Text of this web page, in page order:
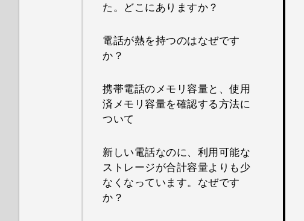
た。どこにありますか？
電話が熱を持つのはなぜです
か？
携帯電話のメモリ容量と、使用
済メモリ容量を確認する方法に
ついて
新しい電話なのに、利用可能な
ストレージが合計容量よりも少
なくなっています。なぜです
か？